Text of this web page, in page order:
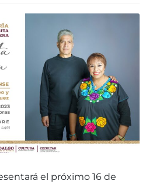
el próximo 16 de